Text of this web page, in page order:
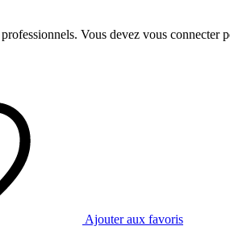
Vous devez vous connecter
Ajouter aux favoris